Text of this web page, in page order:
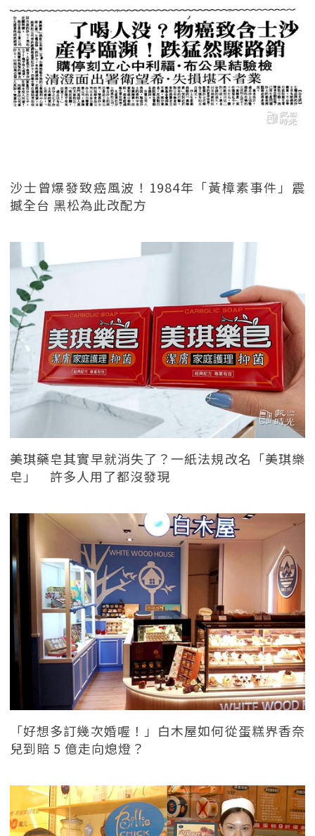
沙士曾爆發致癌風波！1984年「黃樟素事件」震
撼全台 黑松為此改配方
美琪藥皂其實早就消失了？一紙法規改名「美琪樂
皂」 許多人用了都沒發現
「好想多訂幾次婚喔！」白木屋如何從蛋糕界香奈
兒到賠 5 億走向熄燈？